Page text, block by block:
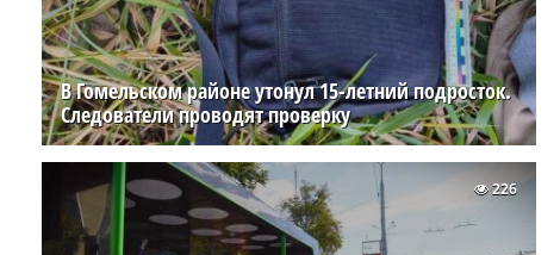
В Гомельском районе утонул 15-летний подросток.
Следователи проводят проверку
226